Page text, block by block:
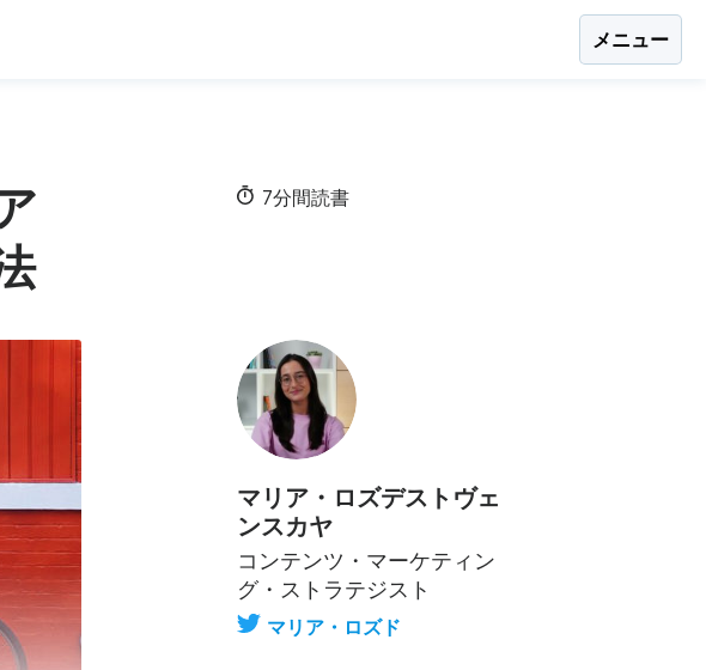
メニュー
7分間読書
マリア・ロズデストヴェ
ンスカヤ
コンテンツ・マーケティン
グ・ストラテジスト
マリア・ロズド